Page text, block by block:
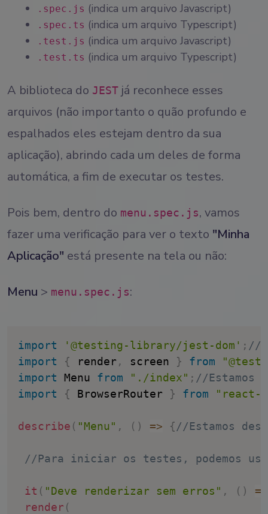
.spec.js (indica um arquivo Javascript)
.spec.ts (indica um arquivo Typescript)
.test.js (indica um arquivo Javascript)
.test.ts (indica um arquivo Typescript)
A biblioteca do JEST já reconhece esses
arquivos (não importanto o quão profundo e
espalhados eles estejam dentro da sua
aplicação), abrindo cada um deles de forma
automática, a fim de executar os testes.
Pois bem, dentro do menu.spec.js, vamos
fazer uma verificação para ver o texto "Minha
Aplicação" está presente na tela ou não:
Menu > menu.spec.js:
import '@testing-library/jest-dom' ; //
import
{ render , screen } from
import Menu from "./index" ; //Estamos
import
{ BrowserRouter } from "react-
describe ( "Menu" , ( ) => {//Estamos
//Para iniciar os testes, podemos
it ( "Deve renderizar sem erros" , ( )
=>
render (